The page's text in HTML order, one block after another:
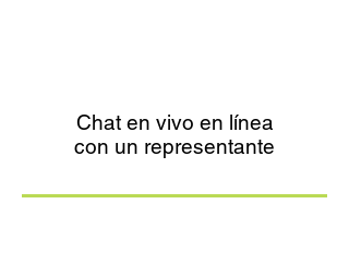
Chat en vivo en línea
con un representante